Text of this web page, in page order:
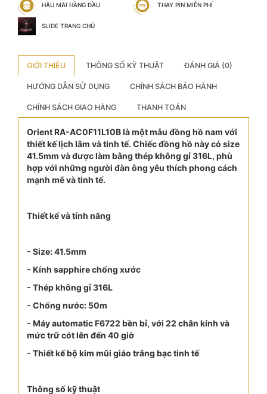
HẬU MÃI HÀNG ĐẦU THAY PIN MIỄN PHÍ
SLIDE TRANG CHỦ
GIỚI THIỆU THÔNG SỐ KỸ THUẬT ĐÁNH GIÁ (0)
HƯỚNG DẪN SỬ DỤNG CHÍNH SÁCH BẢO HÀNH
CHÍNH SÁCH GIAO HÀNG THANH TOÁN
Orient RA-AC0F11L10B là một mẫu đồng hồ nam với
thiết kế lịch lãm và tinh tế. Chiếc đồng hồ này có size
41.5mm và được làm bằng thép không gỉ 316L, phù
hợp với những người đàn ông yêu thích phong cách
mạnh mẽ và tinh tế.
Thiết kế và tính năng
- Size: 41.5mm
- Kính sapphire chống xước
- Thép không gỉ 316L
- Chống nước: 50m
- Máy automatic F6722 bền bỉ, với 22 chân kính và
mức trữ cót lên đến 40 giờ
- Thiết kế bộ kim mũi giáo trắng bạc tinh tế
Thông số kỹ thuật